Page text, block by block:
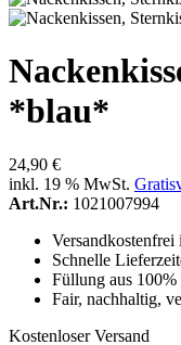
*blau*
24,90 €
inkl. 19 % MwSt.
Art.Nr.: 1021007994
Schnelle
Füllung aus
Fair, nachhaltig,
Kostenloser Versand